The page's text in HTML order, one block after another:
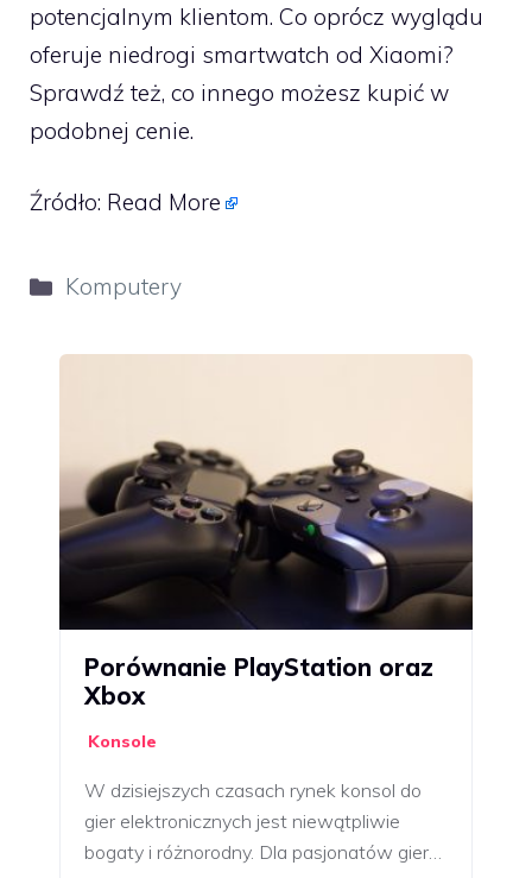
potencjalnym klientom. Co oprócz wyglądu
oferuje niedrogi smartwatch od Xiaomi?
Sprawdź też, co innego możesz kupić w
podobnej cenie.
Źródło: Read More
Kategorie
Komputery
Porównanie PlayStation oraz
Xbox
Konsole
W dzisiejszych czasach rynek konsol do
gier elektronicznych jest niewątpliwie
bogaty i różnorodny. Dla pasjonatów gier…